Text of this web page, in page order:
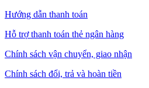
Hướng dẫn thanh toán
Hỗ trợ thanh toán thẻ ngân hàng
Chính sách vận chuyển, giao nhận
Chính sách đổi, trả và hoàn tiền